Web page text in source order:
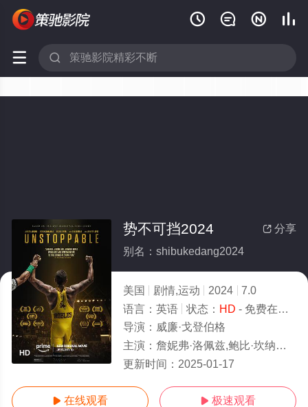
   
 
HD
 分享
势不可挡2024
别名：shibukedang2024
美国 剧情,运动 2024
7.0
语言： 英语 状态： HD - 免费在线观看
导演： 威廉·戈登伯格
主演： 詹妮弗·洛佩兹,鲍比·坎纳瓦尔,肖恩·海托西,迈克尔·佩纳,唐·钱德尔,麦凯尔泰·威廉逊,贾雷尔·杰罗姆,朱莉安娜·甘米
更新时间： 2025-01-17
 在线观看  极速观看